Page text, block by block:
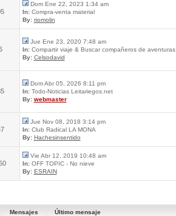
Dom Ene 22, 2023 1:34 am
In:Compra-venta material
By: riomolin
Jue Ene 23, 2020 7:48 am
In:Compartir viaje & Buscar compañeros de aventuras
By: Celsodavid
Dom Abr 05, 2026 8:11 pm
In:Todo-Noticias Leitariegos.net
By: webmaster
Jue Nov 08, 2018 3:14 pm
In:Club Radical LA MONA
By: Hachesinsentido
Vie Abr 12, 2019 10:48 am
In:OFF TOPIC - No nieve
By: ESRAIN
Mensajes Último mensaje